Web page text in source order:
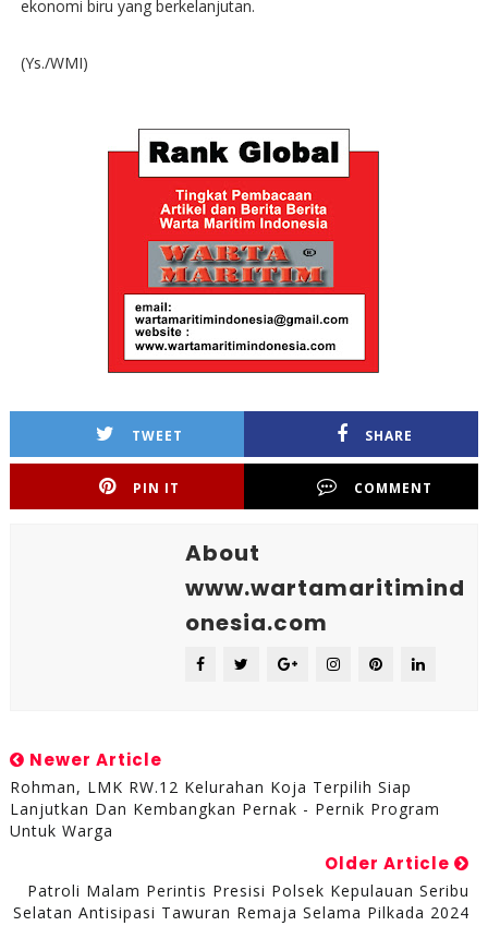
ekonomi biru yang berkelanjutan.
(Ys./WMI)
TWEET SHARE
PIN IT COMMENT
About
www.wartamaritimind
onesia.com
Newer Article
Rohman, LMK RW.12 Kelurahan Koja Terpilih Siap
Lanjutkan Dan Kembangkan Pernak - Pernik Program
Untuk Warga
Older Article
Patroli Malam Perintis Presisi Polsek Kepulauan Seribu
Selatan Antisipasi Tawuran Remaja Selama Pilkada 2024